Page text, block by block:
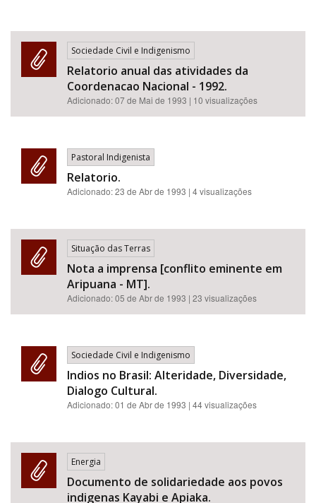
Sociedade Civil e Indigenismo
Relatorio anual das atividades da
Coordenacao Nacional - 1992.
Adicionado:07 de Mai de 1993 | 10 visualizações
Pastoral Indigenista
Relatorio.
Adicionado:23 de Abr de 1993 | 4 visualizações
Situação das Terras
Nota a imprensa [conflito eminente em
Aripuana - MT].
Adicionado:05 de Abr de 1993 | 23 visualizações
Sociedade Civil e Indigenismo
Indios no Brasil: Alteridade, Diversidade,
Dialogo Cultural.
Adicionado:01 de Abr de 1993 | 44 visualizações
Energia
Documento de solidariedade aos povos
indigenas Kayabi e Apiaka.